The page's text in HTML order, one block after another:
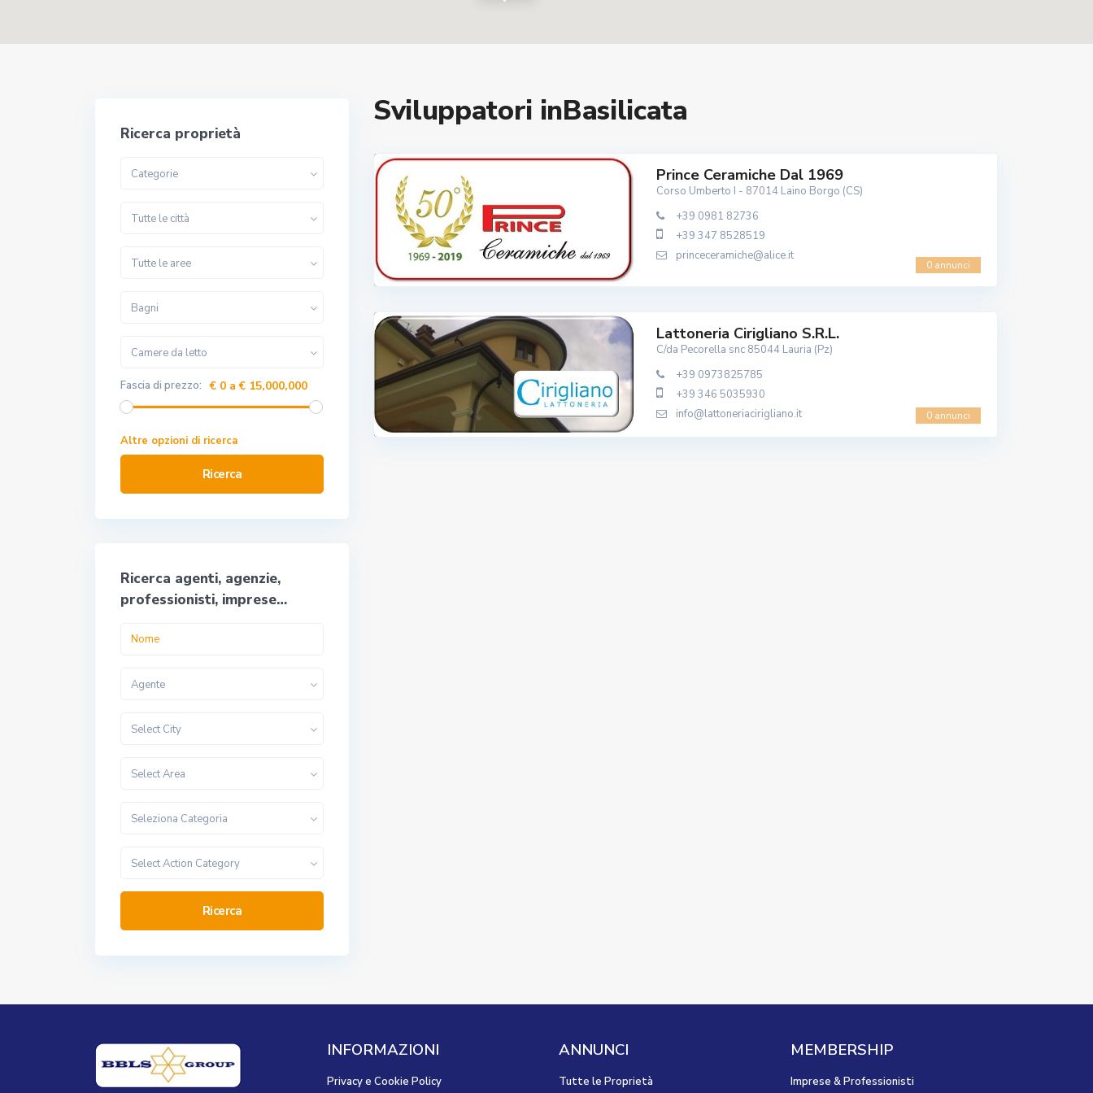
Sviluppatori inBasilicata
Prince Ceramiche Dal 1969
Corso Umberto I - 87014 Laino Borgo (CS)
+39 0981 82736
+39 347 8528519
princeceramiche@alice.it
0 annunci
Lattoneria Cirigliano S.r.l.
C/da Pecorella snc 85044 Lauria (Pz)
+39 0973825785
+39 346 5035930
info@lattoneriacirigliano.it
0 annunci
Ricerca proprietà
Categorie
Tutte le città
Tutte le aree
Bagni
Camere da letto
Fascia di prezzo: € 0 a € 15,000,000
Altre opzioni di ricerca
Ricerca
Ricerca agenti, agenzie,
professionisti, imprese…
Agente
Select City
Select Area
Seleziona Categoria
Select Action Category
Ricerca
INFORMAZIONI
Privacy e Cookie Policy
ANNUNCI
Tutte le Proprietà
MEMBERSHIP
Imprese & Professionisti